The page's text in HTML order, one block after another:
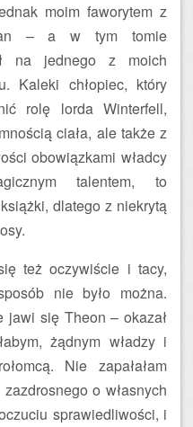
moim faworytem z
– a w tym tomie
na jednego z moich
Kaleki chłopiec, który
rolę lorda Winterfell,
ciała, ale także z
obowiązkami władcy
talentem, to
dlatego z niekrytą
też oczywiście i tacy,
nie było można.
jawi się Theon – okazał
żądnym władzy i
Nie zapałałam
o własnych
sprawiedliwości, i